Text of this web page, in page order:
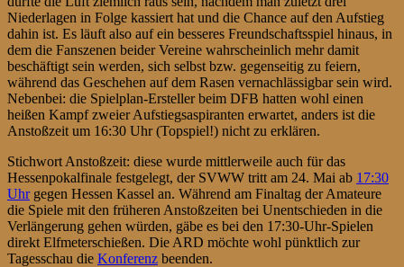
Niederlagen in Folge kassiert hat und die Chance auf den Aufstieg
dahin ist. Es läuft also auf ein besseres Freundschaftsspiel hinaus, in
dem die Fanszenen beider Vereine wahrscheinlich mehr damit
beschäftigt sein werden, sich selbst bzw. gegenseitig zu feiern,
während das Geschehen auf dem Rasen vernachlässigbar sein wird.
Nebenbei: die Spielplan-Ersteller beim DFB hatten wohl einen
heißen Kampf zweier Aufstiegsaspiranten erwartet, anders ist die
Anstoßzeit um 16:30 Uhr (Topspiel!) nicht zu erklären.
Stichwort Anstoßzeit: diese wurde mittlerweile auch für das
Hessenpokalfinale festgelegt, der SVWW tritt am 24. Mai ab 17:30
Uhrgegen Hessen Kassel an. Während am Finaltag der Amateure
die Spiele mit den früheren Anstoßzeiten bei Unentschieden in die
Verlängerung gehen würden, gäbe es bei den 17:30-Uhr-Spielen
direkt Elfmeterschießen. Die ARD möchte wohl pünktlich zur
Tagesschau die Konferenz beenden.